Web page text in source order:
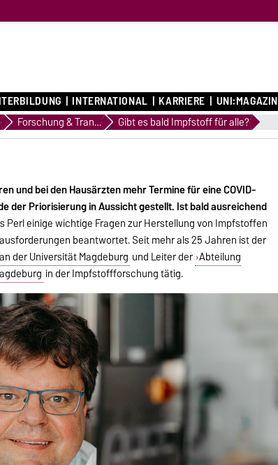
INTERNATIONAL KARRIERE UNI:MAGAZIN
Forschung & Transfer Gibt es bald Impfstoff für alle?
und bei den Hausärzten mehr Termine für eine COVID-
der Priorisierung in Aussicht gestellt. Ist bald ausreichend
Perl einige wichtige Fragen zur Herstellung von Impfstoffen
beantwortet. Seit mehr als 25 Jahren ist der
der Universität Magdeburg und Leiter der Abteilung
in der Impfstoffforschung tätig.